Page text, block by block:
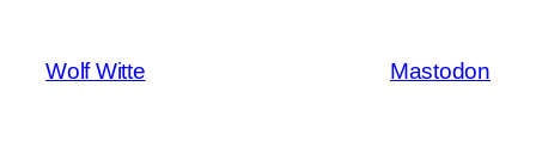
springen
Wolf Witte Mastodon